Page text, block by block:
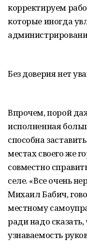
корректируем
которые иногда
Без доверия нет
Впрочем, порой
исполненная
способна
местах своего же
совместно
селе. «Все очень
Михаил Бабич,
местному
ради надо
узнаваемость